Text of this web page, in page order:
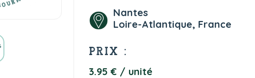
Nantes
Loire-Atlantique, France
PRIX :
3.95 € / unité